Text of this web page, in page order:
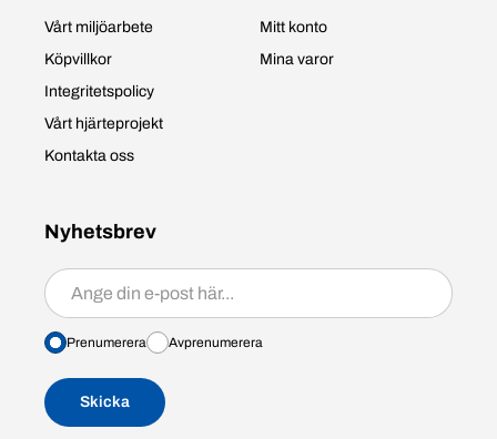
Vårt miljöarbete
Köpvillkor
Integritetspolicy
Vårt hjärteprojekt
Kontakta oss
Mitt konto
Mina varor
Nyhetsbrev
Prenumerera/avprenumerera
Prenumerera Avprenumerera
Skicka